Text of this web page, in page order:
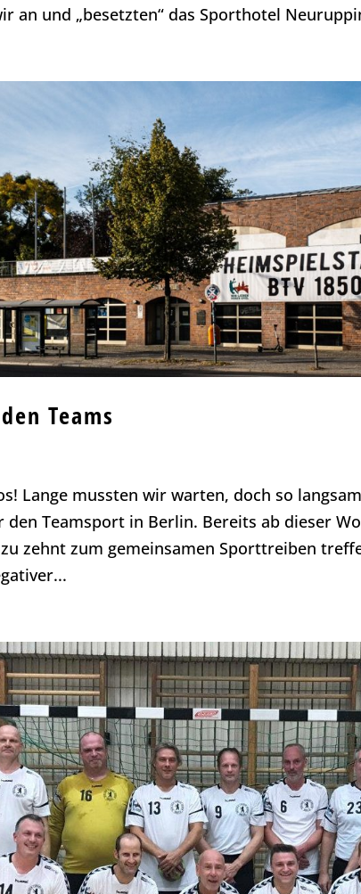
an und „besetzten“ das Sporthotel
Teams
Lange mussten wir warten, doch so
den Teamsport in Berlin. Bereits ab dieser
zehnt zum gemeinsamen Sporttreiben